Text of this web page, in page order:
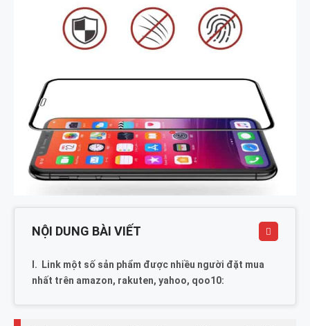
NỘI DUNG BÀI VIẾT
Link một số sản phẩm được nhiều người đặt mua
nhất trên amazon, rakuten, yahoo, qoo10: